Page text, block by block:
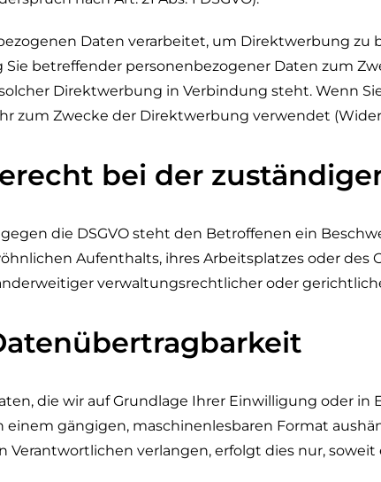
Daten verarbeitet, um Direktwerbung zu
betreffender personenbezogener Daten zum
Direktwerbung in Verbindung steht. Wenn
zum Zwecke der Direktwerbung verwendet
bei der
die DSGVO steht den Betroffenen ein
Aufenthalts, ihres Arbeitsplatzes oder des
verwaltungsrechtlicher oder
die wir auf Grundlage Ihrer Einwilligung oder
gängigen, maschinenlesbaren Format
Verantwortlichen verlangen, erfolgt dies nur,